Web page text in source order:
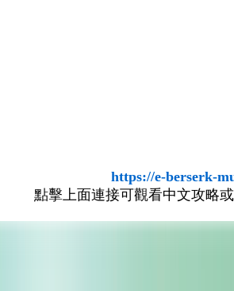
https://e-berserk-
點擊上面連接可觀看中文攻略